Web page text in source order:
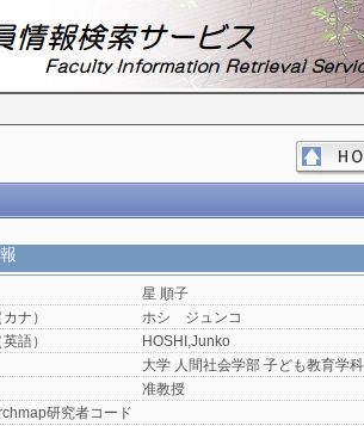
星 順子
ナ）
ホシ ジュンコ
語）
HOSHI,Junko
大学 人間社会学部 子ども教育学科
准教授
研究者コード